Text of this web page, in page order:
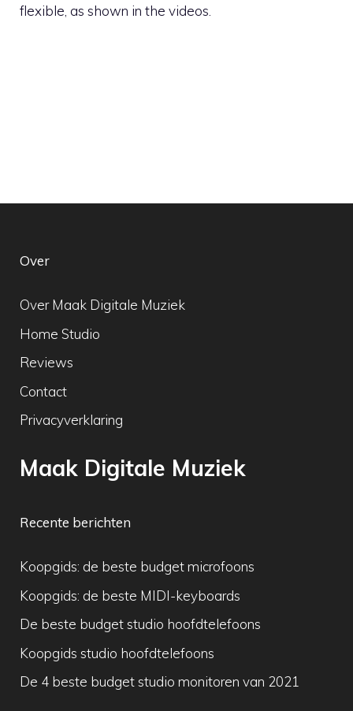
flexible, as shown in the videos.
Over
Over Maak Digitale Muziek
Home Studio
Reviews
Contact
Privacyverklaring
Maak Digitale Muziek
Recente berichten
Koopgids: de beste budget microfoons
Koopgids: de beste MIDI-keyboards
De beste budget studio hoofdtelefoons
Koopgids studio hoofdtelefoons
De 4 beste budget studio monitoren van 2021